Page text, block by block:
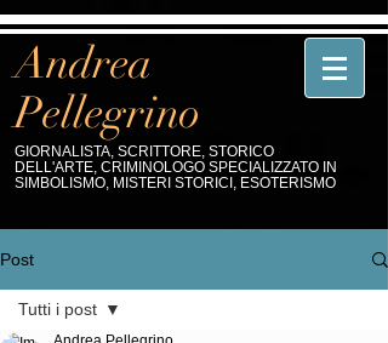
Andrea
Pellegrino
GIORNALISTA, SCRITTORE, STORICO
DELL'ARTE, CRIMINOLOGO SPECIALIZZATO IN
SIMBOLISMO, MISTERI STORICI, ESOTERISMO
Post
Tutti i post